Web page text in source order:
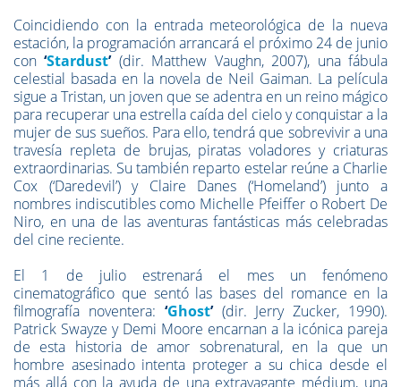
Coincidiendo con la entrada meteorológica de la nueva
estación, la programación arrancará el próximo 24 de junio
con ‘Stardust’ (dir. Matthew Vaughn, 2007), una fábula
celestial basada en la novela de Neil Gaiman. La película
sigue a Tristan, un joven que se adentra en un reino mágico
para recuperar una estrella caída del cielo y conquistar a la
mujer de sus sueños. Para ello, tendrá que sobrevivir a una
travesía repleta de brujas, piratas voladores y criaturas
extraordinarias. Su también reparto estelar reúne a Charlie
Cox (‘Daredevil’) y Claire Danes (‘Homeland’) junto a
nombres indiscutibles como Michelle Pfeiffer o Robert De
Niro, en una de las aventuras fantásticas más celebradas
del cine reciente.
El 1 de julio estrenará el mes un fenómeno
cinematográfico que sentó las bases del romance en la
filmografía noventera: ‘Ghost’ (dir. Jerry Zucker, 1990).
Patrick Swayze y Demi Moore encarnan a la icónica pareja
de esta historia de amor sobrenatural, en la que un
hombre asesinado intenta proteger a su chica desde el
más allá con la ayuda de una extravagante médium, una